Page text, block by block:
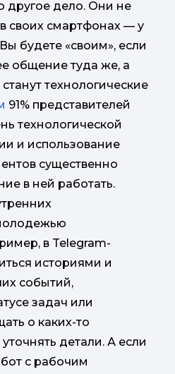
другое дело. Они не
своих смартфонах — у
будете «своим», если
общение туда же, а
технологические
91% представителей
технологической
и использование
существенно
в ней работать.
в Telegram-
историями и
событий,
задач или
о каких-то
детали. А если
с рабочим